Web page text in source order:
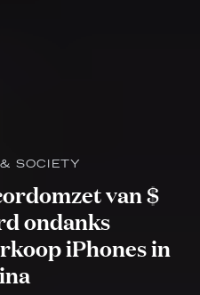
SOCIETY
van $
ondanks
iPhones in